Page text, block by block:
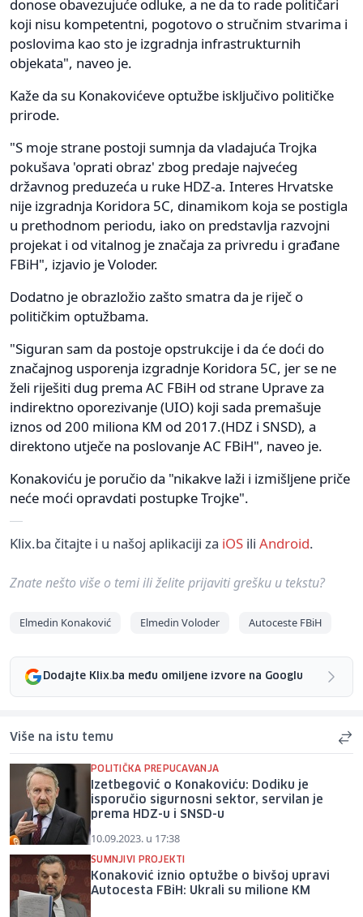
donose obavezujuće odluke, a ne da to rade političari
koji nisu kompetentni, pogotovo o stručnim stvarima i
poslovima kao sto je izgradnja infrastrukturnih
objekata", naveo je.
Kaže da su Konakovićeve optužbe isključivo političke
prirode.
"S moje strane postoji sumnja da vladajuća Trojka
pokušava 'oprati obraz' zbog predaje najvećeg
državnog preduzeća u ruke HDZ-a. Interes Hrvatske
nije izgradnja Koridora 5C, dinamikom koja se postigla
u prethodnom periodu, iako on predstavlja razvojni
projekat i od vitalnog je značaja za privredu i građane
FBiH", izjavio je Voloder.
Dodatno je obrazložio zašto smatra da je riječ o
političkim optužbama.
"Siguran sam da postoje opstrukcije i da će doći do
značajnog usporenja izgradnje Koridora 5C, jer se ne
želi riješiti dug prema AC FBiH od strane Uprave za
indirektno oporezivanje (UIO) koji sada premašuje
iznos od 200 miliona KM od 2017.(HDZ i SNSD), a
direktono utječe na poslovanje AC FBiH", naveo je.
Konakoviću je poručio da "nikakve laži i izmišljene priče
neće moći opravdati postupke Trojke".
Klix.ba čitajte i u našoj aplikaciji za iOS ili Android.
Znate nešto više o temi ili želite prijaviti grešku u tekstu?
Elmedin Konaković Elmedin Voloder Autoceste FBiH
Dodajte Klix.ba među omiljene izvore na Googlu
Više na istu temu
POLITIČKA PREPUCAVANJA
Izetbegović o Konakoviću: Dodiku je
isporučio sigurnosni sektor, servilan je
prema HDZ-u i SNSD-u
10.09.2023. u 17:38
SUMNJIVI PROJEKTI
Konaković iznio optužbe o bivšoj upravi
Autocesta FBiH: Ukrali su milione KM